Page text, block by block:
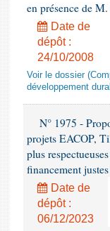
en présence de
Date de
dépôt :
24/10/2008
Voir le dossier
développement
N° 1975 -
projets EACOP,
plus
financement
Date de
dépôt :
06/12/2023